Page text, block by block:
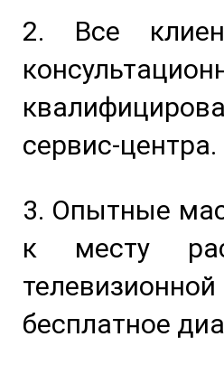
2. Все
сервис-центра.
3. Опытные
к месту
бесплатное